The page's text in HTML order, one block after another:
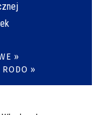
»
»